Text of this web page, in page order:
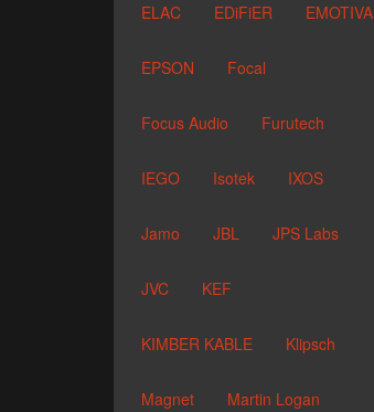
ELAC EDiFiER EMOTIVA
EPSON Focal
Focus Audio Furutech
IEGO Isotek IXOS
Jamo JBL JPS Labs
JVC KEF
KIMBER KABLE Klipsch
Magnet Martin Logan